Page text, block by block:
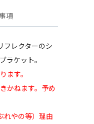
項
フレクターのシ
ラケット。
ます。
かねます。予め
れやの等）理由